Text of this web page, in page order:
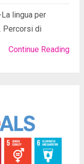
lingua per
Percorsi di
Continue Reading